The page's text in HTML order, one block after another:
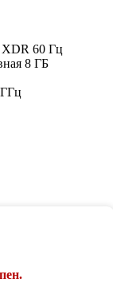
XDR 60 Гц
8 ГБ